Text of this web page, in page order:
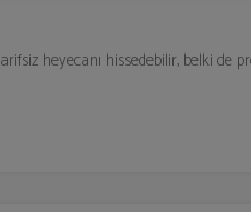
heyecanı hissedebilir, belki de